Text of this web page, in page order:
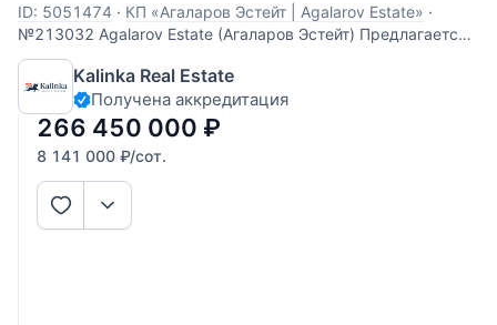
ID: 5051474 · КП «Агаларов Эстейт | Agalarov Estate» ·
№213032 Agalarov Estate (Агаларов Эстейт) Предлагается
земельный участок 32,73 сотки в поселке Агаларов эстейт.
Участок правильной формы, ровный, полевой.
Коммуникации центральные по границе.
Kalinka Real Estate
Получена аккредитация
266 450 000 ₽
8 141 000 ₽/сот.